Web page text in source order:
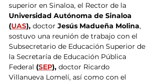
superior en Sinaloa, el Rector de la
Universidad Autónoma de Sinaloa
(UAS), doctor Jesús Madueña Molina,
sostuvo una reunión de trabajo con el
Subsecretario de Educación Superior de
la Secretaría de Educación Pública
Federal (SEP), doctor Ricardo
Villanueva Lomelí, así como con el